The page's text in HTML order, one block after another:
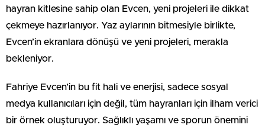
hayran kitlesine sahip olan Evcen, yeni projeleri ile dikkat
çekmeye hazırlanıyor. Yaz aylarının bitmesiyle birlikte,
Evcen’in ekranlara dönüşü ve yeni projeleri, merakla
bekleniyor.
Fahriye Evcen’in bu fit hali ve enerjisi, sadece sosyal
medya kullanıcıları için değil, tüm hayranları için ilham verici
bir örnek oluşturuyor. Sağlıklı yaşamı ve sporun önemini